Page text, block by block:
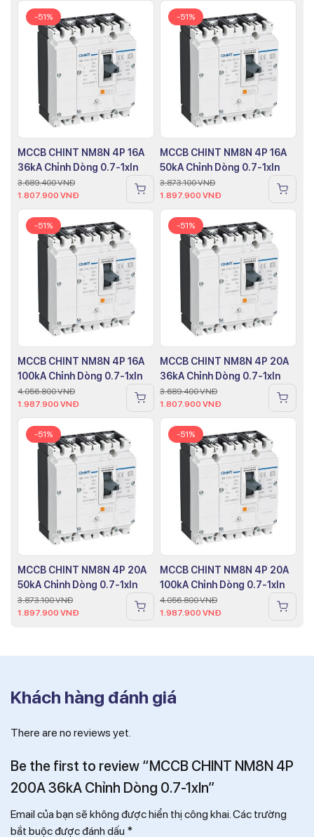
-51%
MCCB CHINT NM8N 4P 16A
36kA Chỉnh Dòng 0.7-1xIn
3.689.400VNĐ
1.807.900 VNĐ
-51%
MCCB CHINT NM8N 4P 16A
50kA Chỉnh Dòng 0.7-1xIn
3.873.100VNĐ
1.897.900 VNĐ
-51%
MCCB CHINT NM8N 4P 16A
100kA Chỉnh Dòng 0.7-1xIn
4.056.800VNĐ
1.987.900 VNĐ
-51%
MCCB CHINT NM8N 4P 20A
36kA Chỉnh Dòng 0.7-1xIn
3.689.400VNĐ
1.807.900 VNĐ
-51%
MCCB CHINT NM8N 4P 20A
50kA Chỉnh Dòng 0.7-1xIn
3.873.100VNĐ
1.897.900 VNĐ
-51%
MCCB CHINT NM8N 4P 20A
100kA Chỉnh Dòng 0.7-1xIn
4.056.800VNĐ
1.987.900 VNĐ
Khách hàng đánh giá
There are no reviews yet.
Be the first to review “MCCB CHINT NM8N 4P
200A 36kA Chỉnh Dòng 0.7-1xIn”
Email của bạn sẽ không được hiển thị công khai.Các trường
bắt buộc được đánh dấu *